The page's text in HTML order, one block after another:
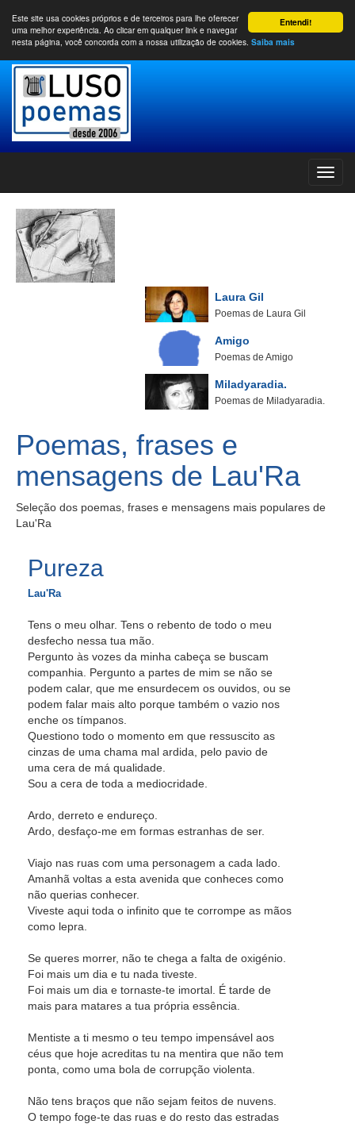
Entendi!
Este site usa cookies próprios e de terceiros para lhe oferecer
uma melhor experiência. Ao clicar em qualquer link e navegar
nesta página, você concorda com a nossa utilização de cookies. Saiba mais
Laura Gil
Poemas de Laura Gil
Amigo
Poemas de Amigo
Miladyaradia.
Poemas de Miladyaradia.
Poemas, frases e
mensagens de Lau'Ra
Seleção dos poemas, frases e mensagens mais populares de
Lau'Ra
Pureza
Lau'Ra
Tens o meu olhar. Tens o rebento de todo o meu
desfecho nessa tua mão.
Pergunto às vozes da minha cabeça se buscam
companhia. Pergunto a partes de mim se não se
podem calar, que me ensurdecem os ouvidos, ou se
podem falar mais alto porque também o vazio nos
enche os tímpanos.
Questiono todo o momento em que ressuscito as
cinzas de uma chama mal ardida, pelo pavio de
uma cera de má qualidade.
Sou a cera de toda a mediocridade.
Ardo, derreto e endureço.
Ardo, desfaço-me em formas estranhas de ser.
Viajo nas ruas com uma personagem a cada lado.
Amanhã voltas a esta avenida que conheces como
não querias conhecer.
Viveste aqui toda o infinito que te corrompe as mãos
como lepra.
Se queres morrer, não te chega a falta de oxigénio.
Foi mais um dia e tu nada tiveste.
Foi mais um dia e tornaste-te imortal. É tarde de
mais para matares a tua própria essência.
Mentiste a ti mesmo o teu tempo impensável aos
céus que hoje acreditas tu na mentira que não tem
ponta, como uma bola de corrupção violenta.
Não tens braços que não sejam feitos de nuvens.
O tempo foge-te das ruas e do resto das estradas